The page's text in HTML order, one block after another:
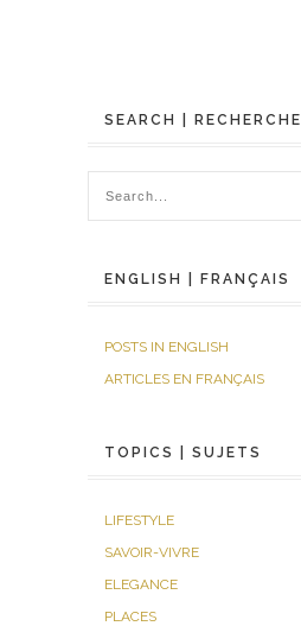
SEARCH | RECHERCHE
ENGLISH | FRANÇAIS
POSTS IN ENGLISH
ARTICLES EN FRANÇAIS
TOPICS | SUJETS
LIFESTYLE
SAVOIR-VIVRE
ELEGANCE
PLACES